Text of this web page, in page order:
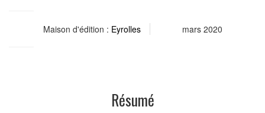
Maison d'édition : Eyrolles mars 2020
Résumé